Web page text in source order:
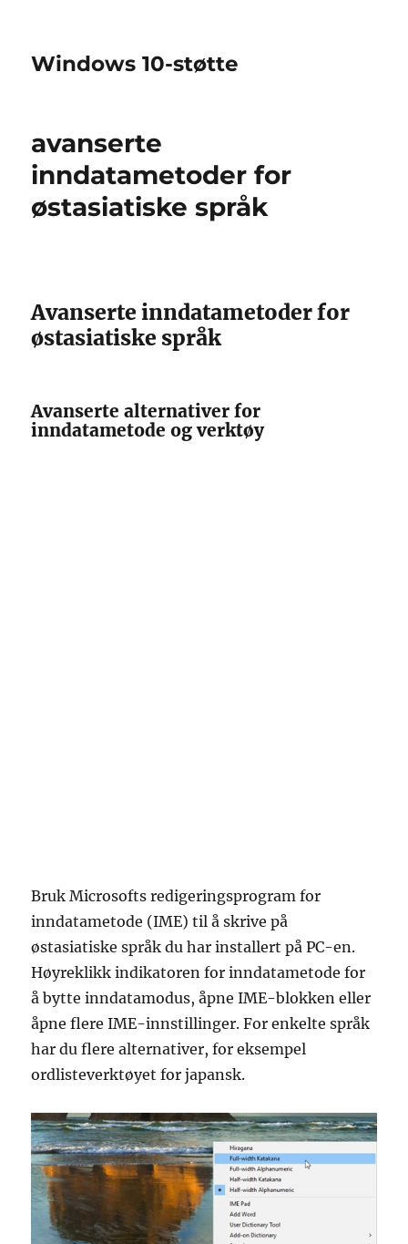
Windows 10-støtte
avanserte
inndatametoder for
østasiatiske språk
Avanserte inndatametoder for
østasiatiske språk
Avanserte alternativer for
inndatametode og verktøy
Bruk Microsofts redigeringsprogram for
inndatametode (IME) til å skrive på
østasiatiske språk du har installert på PC-en.
Høyreklikk indikatoren for inndatametode for
å bytte inndatamodus, åpne IME-blokken eller
åpne flere IME-innstillinger. For enkelte språk
har du flere alternativer, for eksempel
ordlisteverktøyet for japansk.